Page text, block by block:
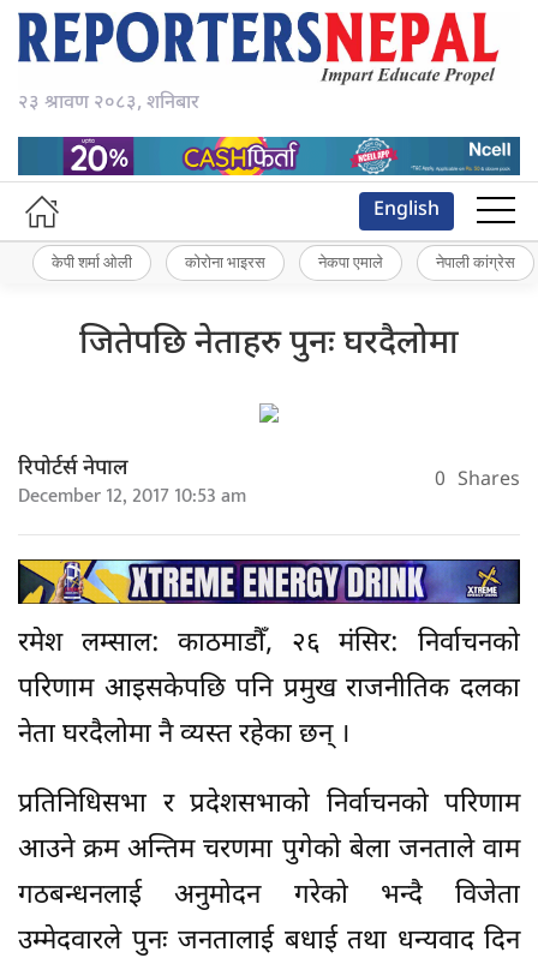
२३ श्रावण २०८३, शनिबार
English
केपी शर्मा ओली कोरोना भाइरस नेकपा एमाले नेपाली कांग्रेस
जितेपछि नेताहरु पुनः घरदैलोमा
रिपोर्टर्स नेपाल
December 12, 2017 10:53 am 0 Shares
रमेश लम्साल: काठमाडौँ, २६ मंसिर: निर्वाचनको
परिणाम आइसकेपछि पनि प्रमुख राजनीतिक दलका
नेता घरदैलोमा नै व्यस्त रहेका छन् ।
प्रतिनिधिसभा र प्रदेशसभाको निर्वाचनको परिणाम
आउने क्रम अन्तिम चरणमा पुगेको बेला जनताले वाम
गठबन्धनलाई अनुमोदन गरेको भन्दै विजेता
उम्मेदवारले पुनः जनतालाई बधाई तथा धन्यवाद दिन